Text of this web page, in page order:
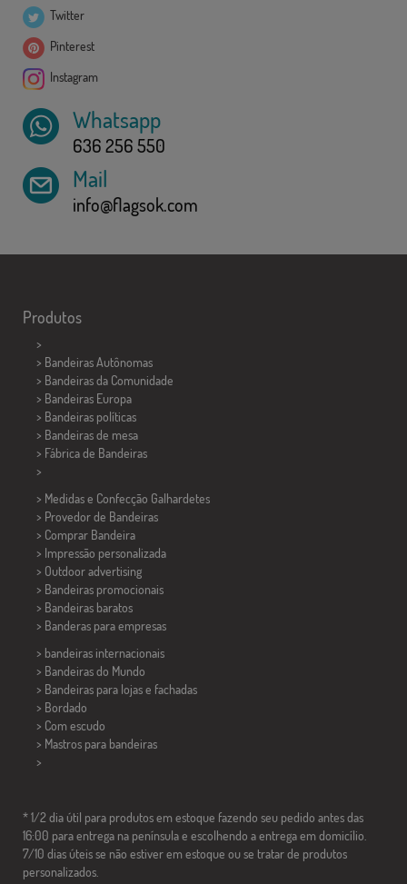
Twitter
Pinterest
Instagram
Whatsapp
636 256 550
Mail
info@flagsok.com
Produtos
>
> Bandeiras Autônomas
> Bandeiras da Comunidade
> Bandeiras Europa
> Bandeiras políticas
> Bandeiras de mesa
> Fábrica de Bandeiras
>
> Medidas e Confecção Galhardetes
> Provedor de Bandeiras
> Comprar Bandeira
> Impressão personalizada
> Outdoor advertising
> Bandeiras promocionais
> Bandeiras baratos
> Banderas para empresas
> bandeiras internacionais
> Bandeiras do Mundo
> Bandeiras para lojas e fachadas
> Bordado
> Com escudo
> Mastros para bandeiras
>
* 1/2 dia útil para produtos em estoque fazendo seu pedido antes das
16:00 para entrega na península e escolhendo a entrega em domicílio.
7/10 dias úteis se não estiver em estoque ou se tratar de produtos
personalizados.